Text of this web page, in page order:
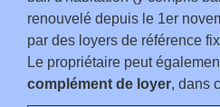
renouvelé depuis le 1er
par des loyers de référence
Le propriétaire peut
complément de loyer, dans